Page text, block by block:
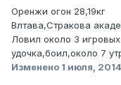
Оренжи огон 28,19кг
Влтава,Стракова
Ловил около 3
удочка,боил,около 7
Изменено 1 июля, 2014